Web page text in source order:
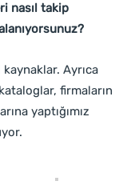
nasıl takip
Ayrıca
firmaların
yaptığımız